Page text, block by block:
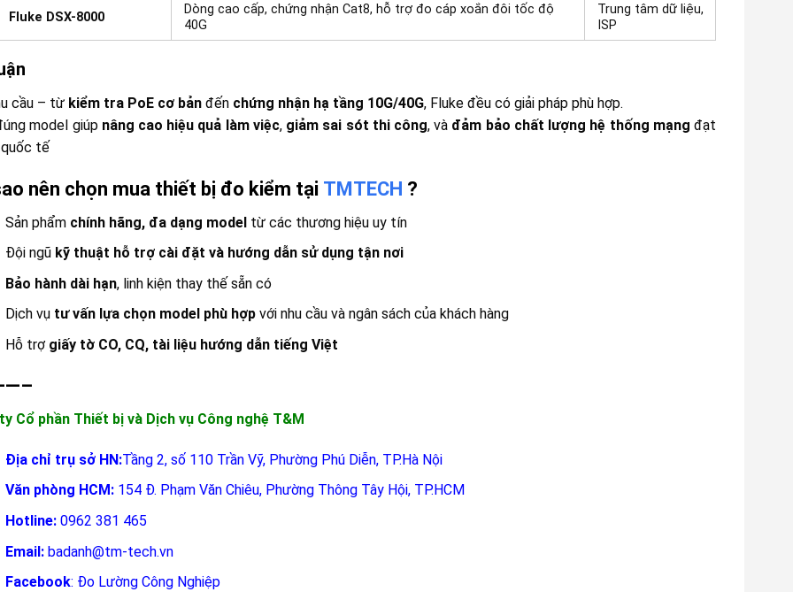
Fluke DSX-8000
Dòng cao cấp, chứng nhận Cat8, hỗ trợ đo cáp xoắn đôi tốc độ
40G
Trung tâm dữ liệu,
ISP
cầu – từ kiểm tra PoE cơ bảnđến chứng nhận hạ tầng 10G/40G, Fluke đều có giải pháp phù hợp.
model giúp nâng cao hiệu quả làm việc, giảm sai sót thi công, và đảm bảo chất lượng hệ thống mạng đạt
tế
nên chọn mua thiết bị đo kiểm tại TMTECH ?
Sản phẩm chính hãng, đa dạng modeltừ các thương hiệu uy tín
Đội ngũ kỹ thuật hỗ trợ cài đặt và hướng dẫn sử dụng tận nơi
Bảo hành dài hạn, linh kiện thay thế sẵn có
Dịch vụ tư vấn lựa chọn model phù hợpvới nhu cầu và ngân sách của khách hàng
Hỗ trợ giấy tờ CO, CQ, tài liệu hướng dẫn tiếng Việt
Cổ phần Thiết bị và Dịch vụ Công nghệ T&M
Địa chỉ trụ sở HN:Tầng 2, số 110 Trần Vỹ, Phường Phú Diễn, TP.Hà Nội
Văn phòng HCM:154 Đ. Phạm Văn Chiêu, Phường Thông Tây Hội, TP.HCM
Hotline: 0962 381 465
Email: badanh@tm-tech.vn
Facebook: Đo Lường Công Nghiệp